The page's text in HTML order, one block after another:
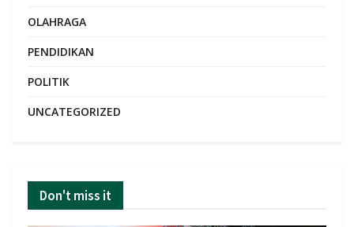
OLAHRAGA
PENDIDIKAN
POLITIK
UNCATEGORIZED
Don't miss it